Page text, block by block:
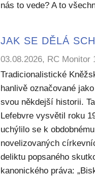
nás to vede? A to
JAK SE DĚLÁ
03.08.2026, RC Monitor
Tradicionalistické
hanlivě označované
svou někdejší historii.
Lefebvre vysvětil roku
uchýlilo se k
novelizovaných
deliktu popsaného
kanonického práva: